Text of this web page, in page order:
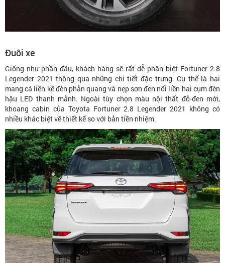
Đuôi xe
Giống như phần đầu, khách hàng sẽ rất dễ phân biệt Fortuner 2.8
Legender 2021 thông qua những chi tiết đặc trưng. Cụ thể là hai
mang cá liền kề đèn phản quang và nẹp sơn đen nối liền hai cụm đèn
hậu LED thanh mảnh. Ngoài tùy chọn màu nội thất đỏ-đen mới,
khoang cabin của Toyota Fortuner 2.8 Legender 2021 không có
nhiều khác biệt về thiết kế so với bản tiền nhiệm.